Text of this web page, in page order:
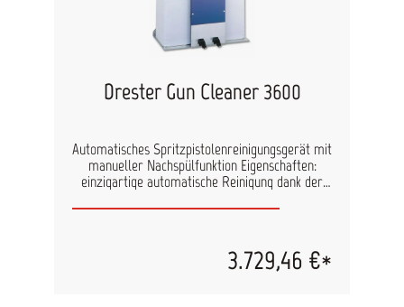
Drester Gun Cleaner 3600
Automatisches Spritzpistolenreinigungsgerät mit
manueller Nachspülfunktion Eigenschaften:
einzigartige automatische Reinigung dank der
Ausformung des Waschbeckens ef?zientes
ein Luftstrom durch die Luftpistole während dem
Waschzyklus verhindert, dass verschmutztes
3.729,46 €*